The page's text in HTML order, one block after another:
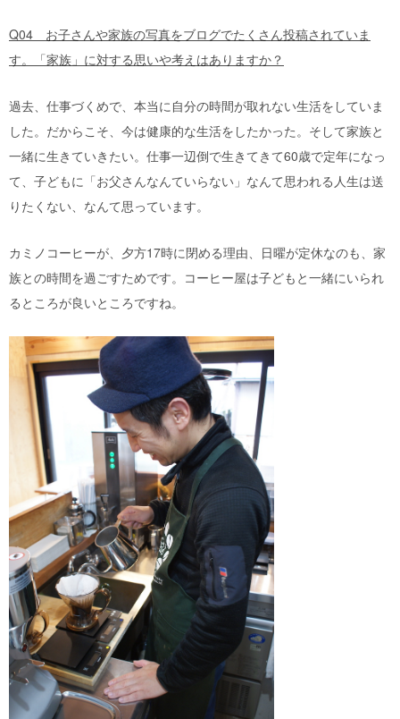
Q04 お子さんや家族の写真をブログでたくさん投稿されていま
す。「家族」に対する思いや考えはありますか？
過去、仕事づくめで、本当に自分の時間が取れない生活をしていま
した。だからこそ、今は健康的な生活をしたかった。そして家族と
一緒に生きていきたい。仕事一辺倒で生きてきて60歳で定年になっ
て、子どもに「お父さんなんていらない」なんて思われる人生は送
りたくない、なんて思っています。
カミノコーヒーが、夕方17時に閉める理由、日曜が定休なのも、家
族との時間を過ごすためです。コーヒー屋は子どもと一緒にいられ
るところが良いところですね。